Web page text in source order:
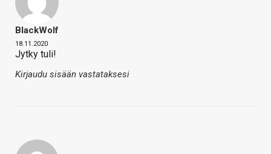
BlackWolf
18.11.2020
Jytky tuli!
Kirjaudu sisään vastataksesi